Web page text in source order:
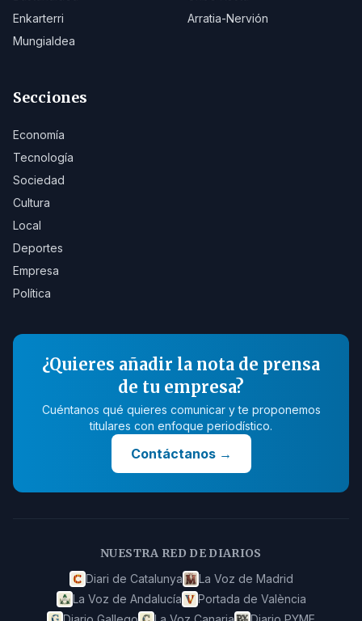
Enkarterri
Arratia-Nervión
Mungialdea
Secciones
Economía
Tecnología
Sociedad
Cultura
Local
Deportes
Empresa
Política
¿Quieres añadir la nota de prensa
de tu empresa?
Cuéntanos qué quieres comunicar y te proponemos
titulares con enfoque periodístico.
Contáctanos→
NUESTRA RED DE DIARIOS
Diari de Catalunya
La Voz de Madrid
La Voz de Andalucía
Portada de València